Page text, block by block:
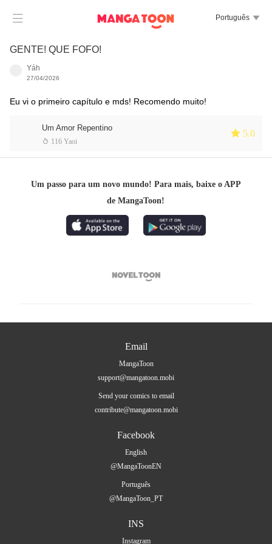
 Português 
GENTE! QUE FOFO!
Yáh
27/04/2026
Eu vi o primeiro capítulo e mds! Recomendo muito!
Um Amor Repentino
 116 Yaoi
 5.0
Um passo para um novo mundo! Para mais, baixe o APP
de MangaToon!

Email
MangaToon
support@mangatoon.mobi
Send your comics to email
contribute@mangatoon.mobi
Facebook
English
@MangaToonEN
Português
@MangaToon_PT
INS
Instagram